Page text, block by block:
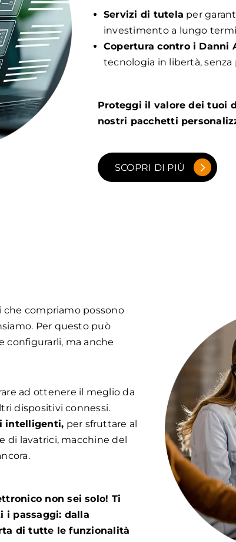
Servizi di tutela per
investimento a lungo
Copertura contro i Danni
tecnologia in libertà, senza
Proteggi il valore dei tuoi
nostri pacchetti
SCOPRI DI PIÙ
compriamo possono
Per questo può
configurarli, ma anche
ad ottenere il meglio da
dispositivi connessi.
intelligenti, per sfruttare al
di lavatrici, macchine del
non sei solo! Ti
i passaggi: dalla
di tutte le funzionalità